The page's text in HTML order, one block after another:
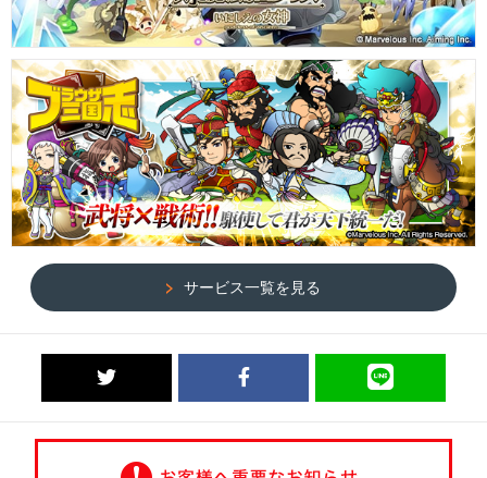
サービス一覧を見る